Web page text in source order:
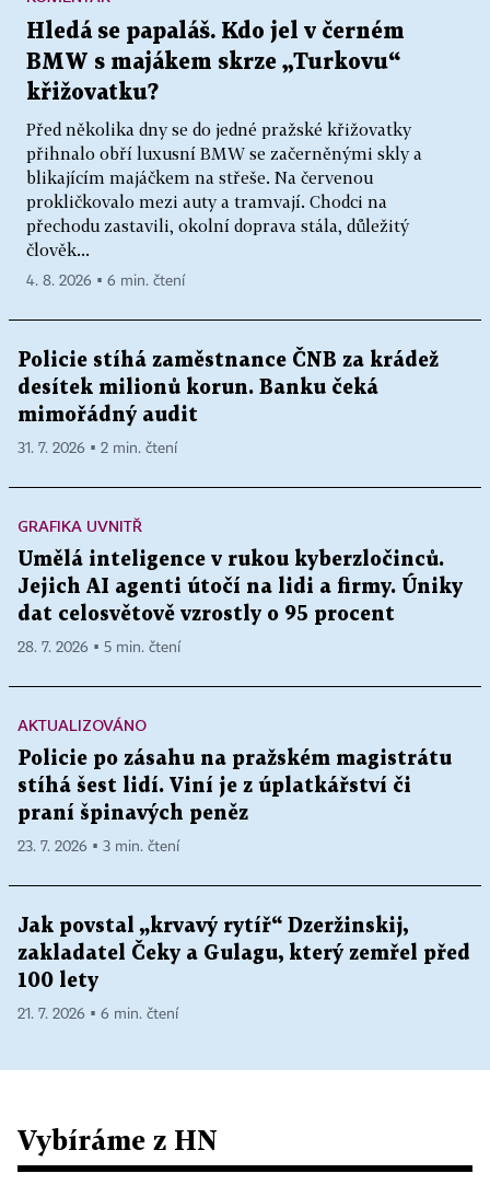
Hledá se papaláš. Kdo jel v černém
BMW s majákem skrze „Turkovu“
křižovatku?
Před několika dny se do jedné pražské křižovatky
přihnalo obří luxusní BMW se začerněnými skly a
blikajícím majáčkem na střeše. Na červenou
prokličkovalo mezi auty a tramvají. Chodci na
přechodu zastavili, okolní doprava stála, důležitý
člověk...
4. 8. 2026 ▪ 6 min. čtení
Policie stíhá zaměstnance ČNB za krádež
desítek milionů korun. Banku čeká
mimořádný audit
31. 7. 2026 ▪ 2 min. čtení
GRAFIKA UVNITŘ
Umělá inteligence v rukou kyberzločinců.
Jejich AI agenti útočí na lidi a firmy. Úniky
dat celosvětově vzrostly o 95 procent
28. 7. 2026 ▪ 5 min. čtení
AKTUALIZOVÁNO
Policie po zásahu na pražském magistrátu
stíhá šest lidí. Viní je z úplatkářství či
praní špinavých peněz
23. 7. 2026 ▪ 3 min. čtení
Jak povstal „krvavý rytíř“ Dzeržinskij,
zakladatel Čeky a Gulagu, který zemřel před
100 lety
21. 7. 2026 ▪ 6 min. čtení
Vybíráme z HN